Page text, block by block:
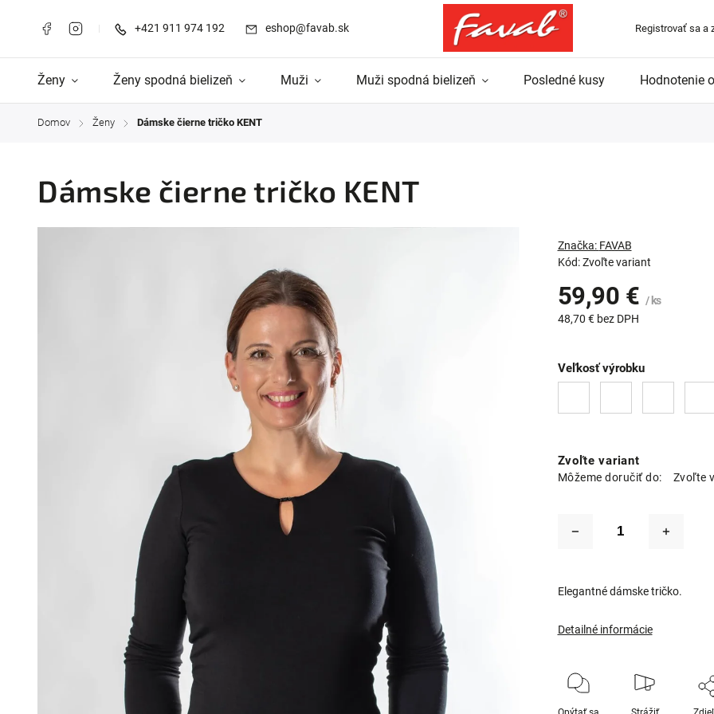
+421 911 974 192 eshop@favab.sk Registrovať sa a
Ženy Ženy spodná bielizeň Muži Muži spodná bielizeň Posledné kusy Hodnotenie
Domov / Ženy / Dámske čierne tričko KENT
Dámske čierne tričko KENT
Kód: Zvoľte variant
Značka: FAVAB
59,90 € / ks
48,70 € bez DPH
Zvoľte variant
Môžeme doručiť do: Zvoľte
Veľkosť výrobku
Elegantné dámske tričko.
Detailné informácie